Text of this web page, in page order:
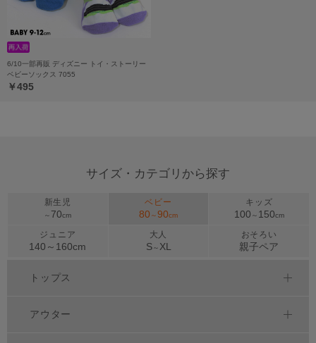
6/10一部再販 ディズニー トイ・ストーリー
ベビーソックス 7055
￥495
サイズ・カテゴリから探す
新生児
～ 70cm
ベビー
80 ～90cm
キッズ
100 ～ 150cm
ジュニア
140～ 160cm
大人
S～ XL
おそろい
親子ペア
トップス
アウター